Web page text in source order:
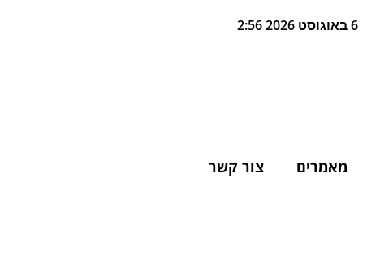
6 באוגוסט 2026 2:56
מאמרים צור קשר